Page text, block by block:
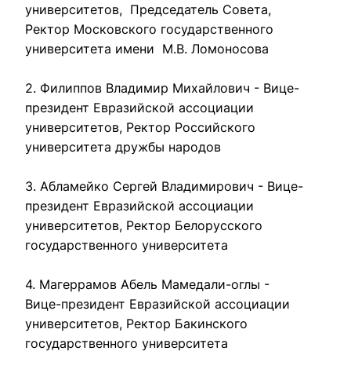
университетов,  Председатель Совета,
Ректор Московского государственного
университета имени  М.В. Ломоносова
2. Филиппов Владимир Михайлович - Вице-
президент Евразийской ассоциации
университетов, Ректор Российского
университета дружбы народов
3. Абламейко Сергей Владимирович - Вице-
президент Евразийской ассоциации
университетов, Ректор Белорусского
государственного университета
4. Магеррамов Абель Мамедали-оглы -
Вице-президент Евразийской ассоциации
университетов, Ректор Бакинского
государственного университета